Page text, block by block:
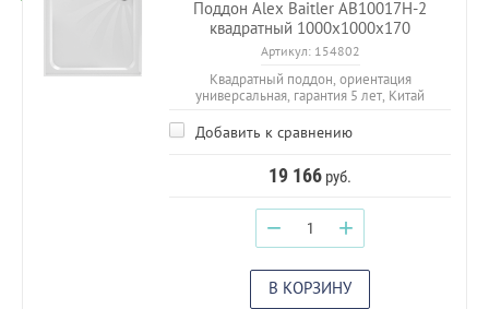
Поддон Alex Baitler АВ10017H-2
квадратный 1000х1000х170
Артикул:154802
Квадратный поддон, ориентация
универсальная, гарантия 5 лет, Китай
Добавить к сравнению
19 166 руб.
− +
В КОРЗИНУ